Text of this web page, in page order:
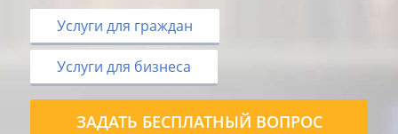
Услуги для граждан
Услуги для бизнеса
ЗАДАТЬ БЕСПЛАТНЫЙ ВОПРОС